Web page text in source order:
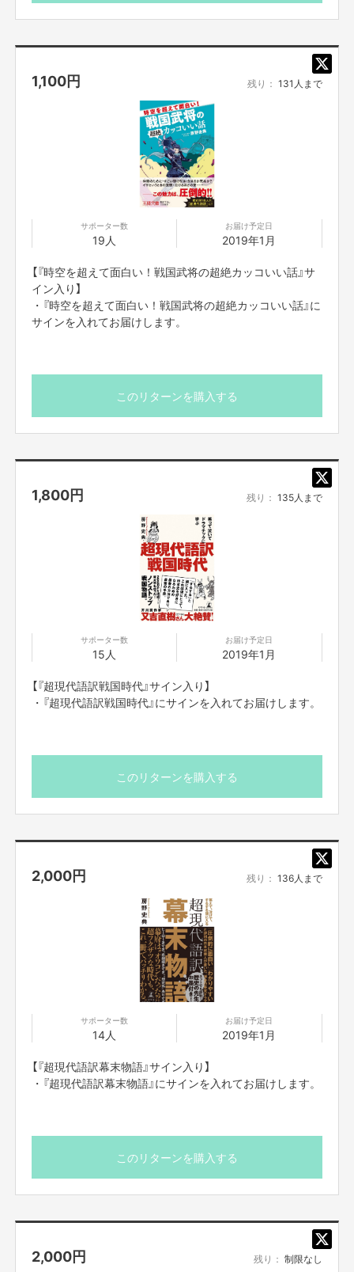
【お問合せ先】
お問い合わせは下記のURLのメッセージからご連絡ください。
https://cf.fany.lol/users/message/view/298
不良品、発送品間違いの場合は無料で交換させていただきます。到着日から
7日以内に上記問い合わせ先へご連絡ください。それ以上経過しますと返品
をお受け出来ない場合がございます。※サポーターのご都合によるキャンセ
不良品、発送商品間違いの場合、着払いにて対応いたします。
1,100円 残り： 131人まで
サポーター数
19人
お届け予定日
2019年1月
【『時空を超えて面白い！戦国武将の超絶カッコいい話』サ
イン入り】
・『時空を超えて面白い！戦国武将の超絶カッコいい話』に
サインを入れてお届けします。
このリターンを購入する
1,800円 残り： 135人まで
サポーター数
15人
お届け予定日
2019年1月
【『超現代語訳戦国時代』サイン入り】
・『超現代語訳戦国時代』にサインを入れてお届けします。
このリターンを購入する
2,000円 残り： 136人まで
サポーター数
14人
お届け予定日
2019年1月
【『超現代語訳幕末物語』サイン入り】
・『超現代語訳幕末物語』にサインを入れてお届けします。
このリターンを購入する
2,000円 残り： 制限なし